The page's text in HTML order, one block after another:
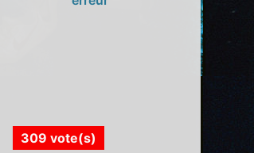
309 vote(s)